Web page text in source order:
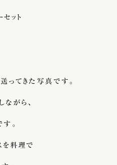
ット
ってきた写真です。
がら、
。
を料理で